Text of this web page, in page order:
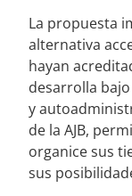
La propuesta
alternativa
hayan
desarrolla
y
de la AJB,
organice sus
sus